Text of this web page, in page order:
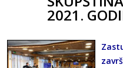
2021.